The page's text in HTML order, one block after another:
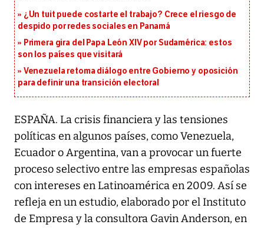
¿Un tuit puede costarte el trabajo? Crece el riesgo de
despido por redes sociales en Panamá
Primera gira del Papa León XIV por Sudamérica: estos
son los países que visitará
Venezuela retoma diálogo entre Gobierno y oposición
para definir una transición electoral
ESPAÑA. La crisis financiera y las tensiones
políticas en algunos países, como Venezuela,
Ecuador o Argentina, van a provocar un fuerte
proceso selectivo entre las empresas españolas
con intereses en Latinoamérica en 2009. Así se
refleja en un estudio, elaborado por el Instituto
de Empresa y la consultora Gavin Anderson, en